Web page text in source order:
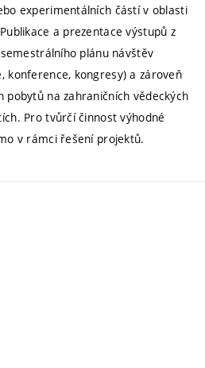
experimentálních částí v oblasti
a prezentace výstupů z
plánu návštěv
konference, kongresy) a zároveň
pobytů na zahraničních vědeckých
Pro tvůrčí činnost výhodné
v rámci řešení projektů.